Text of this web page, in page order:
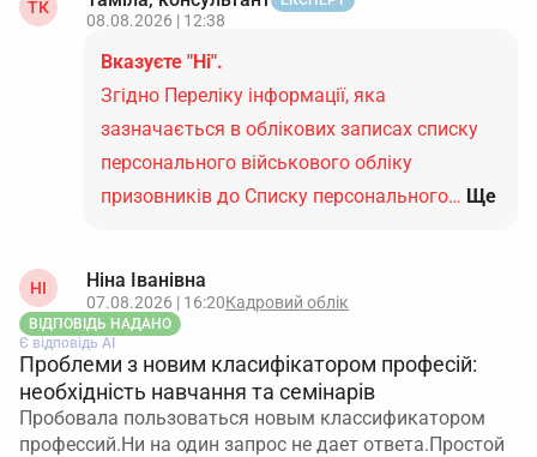
ТК
08.08.2026 | 12:38
Вказуєте "Ні".
Згідно Переліку інформації, яка
зазначається в облікових записах списку
персонального військового обліку
призовників до Списку персонального… Ще
НІ Ніна Іванівна
07.08.2026 | 16:20Кадровий облік
ВІДПОВІДЬ НАДАНО
Є відповідь АІ
Проблеми з новим класифікатором професій:
необхідність навчання та семінарів
Пробовала пользоваться новым классификатором
профессий.Ни на один запрос не дает ответа.Простой